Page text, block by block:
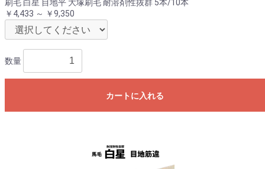
刷毛 白星 目地平 大塚刷毛 耐溶剤性抜群 5本/10本
￥4,433 ～ ￥9,350
数量
カートに入れる